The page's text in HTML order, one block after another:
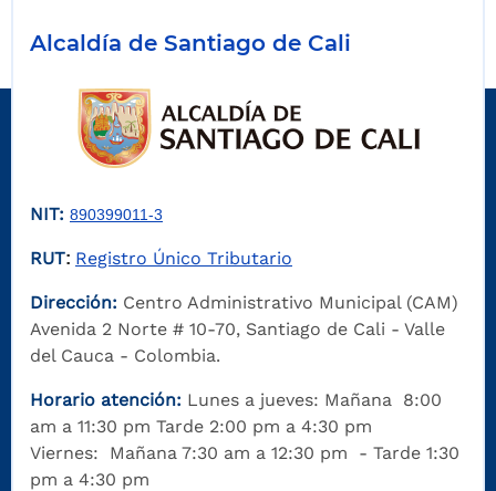
Alcaldía de Santiago de Cali
NIT: 890399011-3
RUT: Registro Único Tributario
Dirección: Centro Administrativo Municipal (CAM)
Avenida 2 Norte # 10-70, Santiago de Cali - Valle
del Cauca - Colombia.
Horario atención: Lunes a jueves: Mañana 8:00
am a 11:30 pm Tarde 2:00 pm a 4:30 pm
Viernes: Mañana 7:30 am a 12:30 pm - Tarde 1:30
pm a 4:30 pm